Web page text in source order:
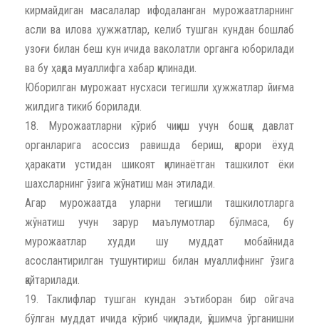
кирмайдиган масалалар ифодаланган мурожаатларнинг
асли ва илова ҳужжатлар, келиб тушган кундан бошлаб
узоғи билан беш кун ичида ваколатли органга юборилади
ва бу ҳақда муаллифга хабар қилинади.
Юборилган мурожаат нусхаси тегишли ҳужжатлар йиғма
жилдига тикиб борилади.
18. Мурожаатларни кўриб чиқиш учун бошқа давлат
органларига асоссиз равишда бериш, қарори ёхуд
ҳаракати устидан шикоят қилинаётган ташкилот ёки
шахсларнинг ўзига жўнатиш ман этилади.
Агар мурожаатда уларни тегишли ташкилотларга
жўнатиш учун зарур маълумотлар бўлмаса, бу
мурожаатлар худди шу муддат мобайнида
асослантирилган тушунтириш билан муаллифнинг ўзига
қайтарилади.
19. Таклифлар тушган кундан эътиборан бир ойгача
бўлган муддат ичида кўриб чиқилади, қўшимча ўрганишни